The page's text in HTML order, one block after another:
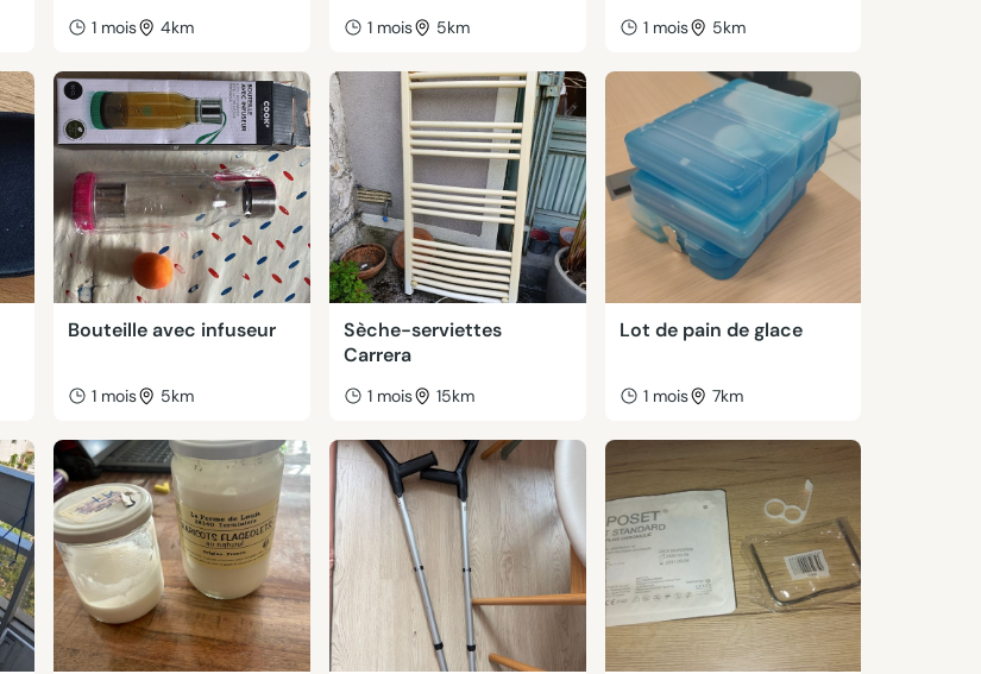
1 mois 4km 1 mois 5km 1 mois 5km
Bouteille avec infuseur
1 mois 5km
Sèche-serviettes
Carrera
1 mois 15km
Lot de pain de glace
1 mois 7km